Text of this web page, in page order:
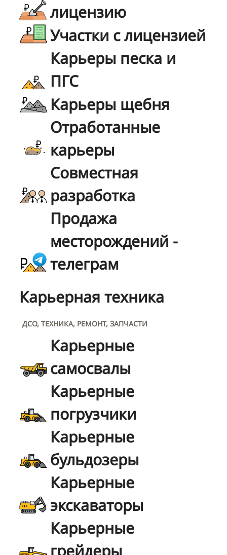
лицензию
Участки с лицензией
Карьеры песка и
ПГС
Карьеры щебня
Отработанные
карьеры
Совместная
разработка
Продажа
месторождений -
телеграм
Карьерная техника
ДСО, ТЕХНИКА, РЕМОНТ, ЗАПЧАСТИ
Карьерные
самосвалы
Карьерные
погрузчики
Карьерные
бульдозеры
Карьерные
экскаваторы
Карьерные
грейдеры